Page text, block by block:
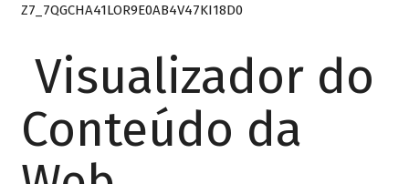
Z7_7QGCHA41LOR9E0AB4V47KI18D0
Visualizador do
Conteúdo da